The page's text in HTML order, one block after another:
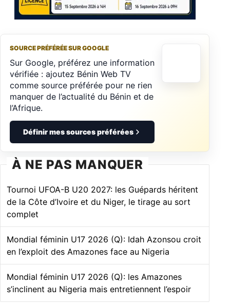
SOURCE PRÉFÉRÉE SUR GOOGLE
Sur Google, préférez une information
vérifiée : ajoutez Bénin Web TV
comme source préférée pour ne rien
manquer de l’actualité du Bénin et de
l’Afrique.
Définir mes sources préférées
À NE PAS MANQUER
Tournoi UFOA-B U20 2027: les Guépards héritent
de la Côte d’Ivoire et du Niger, le tirage au sort
complet
Mondial féminin U17 2026 (Q): Idah Azonsou croit
en l’exploit des Amazones face au Nigeria
Mondial féminin U17 2026 (Q): les Amazones
s’inclinent au Nigeria mais entretiennent l’espoir